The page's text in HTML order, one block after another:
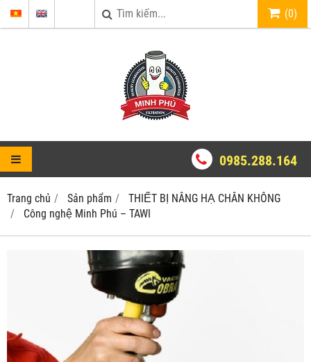
(0)
0985.288.164
Trang chủ Sản phẩm
THIẾT BỊ NÂNG HẠ CHÂN KHÔNG
Công nghệ Minh Phú – TAWI